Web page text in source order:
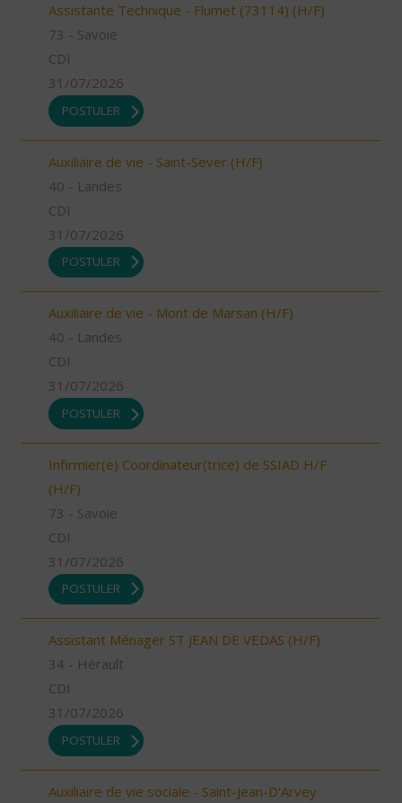
Assistante Technique - Flumet (73114) (H/F)
73 - Savoie
CDI
31/07/2026
POSTULER
Auxiliaire de vie - Saint-Sever (H/F)
40 - Landes
CDI
31/07/2026
POSTULER
Auxiliaire de vie - Mont de Marsan (H/F)
40 - Landes
CDI
31/07/2026
POSTULER
Infirmier(e) Coordinateur(trice) de SSIAD H/F
(H/F)
73 - Savoie
CDI
31/07/2026
POSTULER
Assistant Ménager ST JEAN DE VEDAS (H/F)
34 - Hérault
CDI
31/07/2026
POSTULER
Auxiliaire de vie sociale - Saint-Jean-D'Arvey